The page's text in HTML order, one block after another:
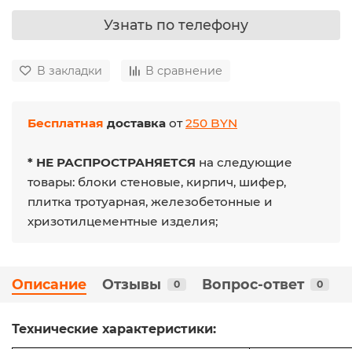
Узнать по телефону
В закладки В сравнение
Бесплатная доставка от250 BYN
* НЕ РАСПРОСТРАНЯЕТСЯ на следующие
товары: блоки стеновые, кирпич, шифер,
плитка тротуарная, железобетонные и
хризотилцементные изделия;
Описание Отзывы 0 Вопрос-ответ 0
Технические характеристики: